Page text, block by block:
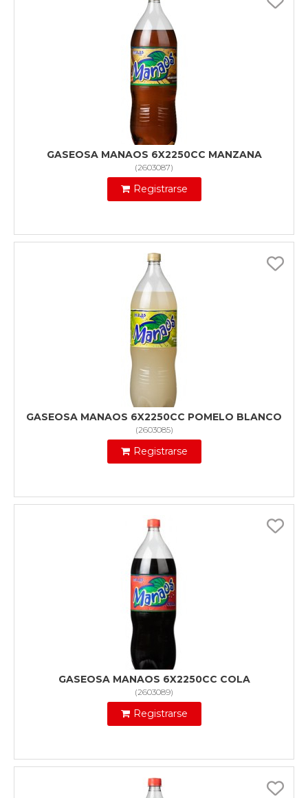
GASEOSA MANAOS 6X2250CC MANZANA
(2603087)
Registrarse
GASEOSA MANAOS 6X2250CC POMELO BLANCO
(2603085)
Registrarse
GASEOSA MANAOS 6X2250CC COLA
(2603089)
Registrarse